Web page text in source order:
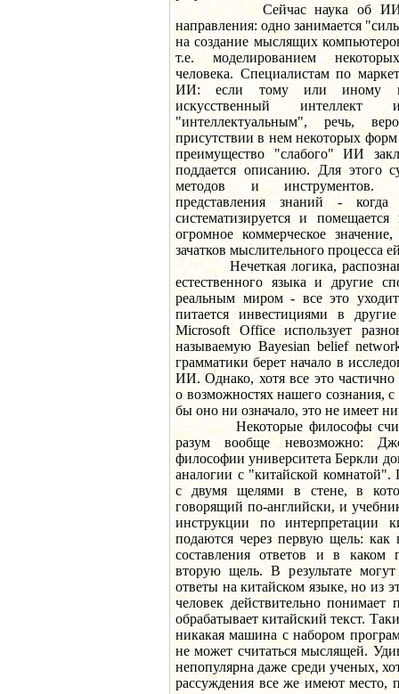
Сейчас наука об ИИ
направления: одно занимается
на создание мыслящих
т.е. моделированием
человека. Специалистам по
ИИ: если тому или иному
искусственный
"интеллектуальным", речь,
присутствии в нем некоторых
преимущество "слабого" ИИ
поддается описанию. Для этого
методов и инструментов.
представления знаний -
систематизируется и
огромное коммерческое
зачатков мыслительного процесса
Нечеткая логика,
естественного языка и другие
реальным миром - все это
питается инвестициями в
Microsoft Office использует
называемую Bayesian belief
грамматики берет начало в
ИИ. Однако, хотя все это
о возможностях нашего сознания,
бы оно ни означало, это не имеет
Некоторые философы
разум вообще невозможно:
философии университета Беркли
аналогии с "китайской комнатой".
с двумя щелями в стене, в
говорящий по-английски, и
инструкции по интерпретации
подаются через первую щель: как
составления ответов и в каком
вторую щель. В результате
ответы на китайском языке, но из
человек действительно понимает
обрабатывает китайский текст.
никакая машина с набором
не может считаться мыслящей.
непопулярна даже среди ученых,
рассуждения все же имеют место,